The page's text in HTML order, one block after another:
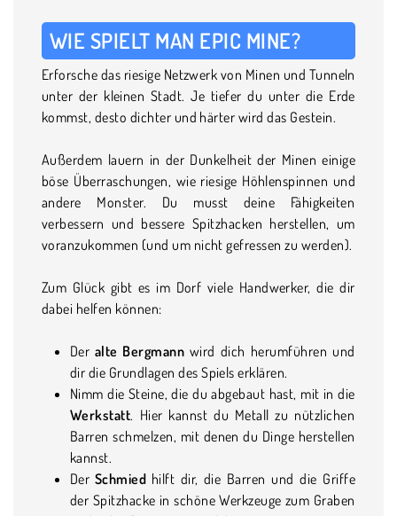
WIE SPIELT MAN EPIC MINE?
Erforsche das riesige Netzwerk von Minen und Tunneln
unter der kleinen Stadt. Je tiefer du unter die Erde
kommst, desto dichter und härter wird das Gestein.
Außerdem lauern in der Dunkelheit der Minen einige
böse Überraschungen, wie riesige Höhlenspinnen und
andere Monster. Du musst deine Fähigkeiten
verbessern und bessere Spitzhacken herstellen, um
voranzukommen (und um nicht gefressen zu werden).
Zum Glück gibt es im Dorf viele Handwerker, die dir
dabei helfen können:
Der alte Bergmann wird dich herumführen und
dir die Grundlagen des Spiels erklären.
Nimm die Steine, die du abgebaut hast, mit in die
Werkstatt. Hier kannst du Metall zu nützlichen
Barren schmelzen, mit denen du Dinge herstellen
kannst.
Der Schmied hilft dir, die Barren und die Griffe
der Spitzhacke in schöne Werkzeuge zum Graben